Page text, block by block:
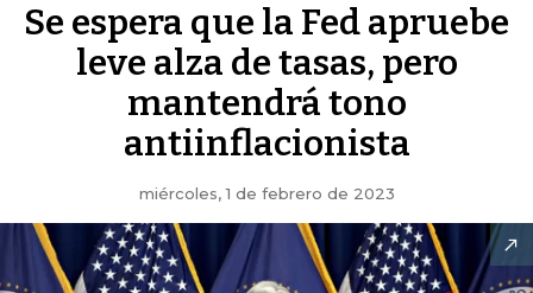
Se espera que la Fed apruebe
leve alza de tasas, pero
mantendrá tono
antiinflacionista
miércoles, 1 de febrero de 2023